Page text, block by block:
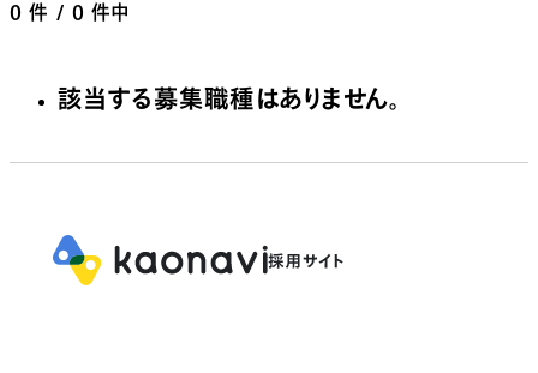
0 件 / 0 件中
該当する募集職種はありません。